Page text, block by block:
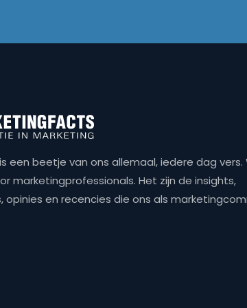
een beetje van ons allemaal, iedere dag vers.
marketingprofessionals. Het zijn de insights,
opinies en recencies die ons als